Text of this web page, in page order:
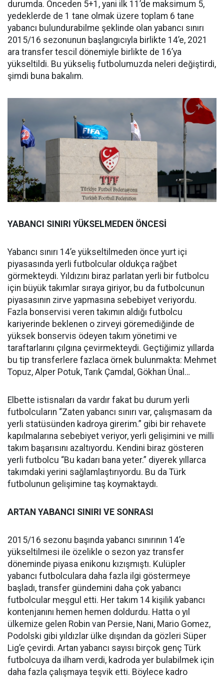
durumda. Önceden 5+1, yani ilk 11’de maksimum 5,
yedeklerde de 1 tane olmak üzere toplam 6 tane
yabancı bulundurabilme şeklinde olan yabancı sınırı
2015/16 sezonunun başlangıcıyla birlikte 14’e, 2021
ara transfer tescil dönemiyle birlikte de 16’ya
yükseltildi. Bu yükseliş futbolumuzda neleri değiştirdi,
şimdi buna bakalım.
YABANCI SINIRI YÜKSELMEDEN ÖNCESİ
Yabancı sınırı 14’e yükseltilmeden önce yurt içi
piyasasında yerli futbolcular oldukça rağbet
görmekteydi. Yıldızını biraz parlatan yerli bir futbolcu
için büyük takımlar sıraya giriyor, bu da futbolcunun
piyasasının zirve yapmasına sebebiyet veriyordu.
Fazla bonservisi veren takımın aldığı futbolcu
kariyerinde beklenen o zirveyi göremediğinde de
yüksek bonservis ödeyen takım yönetimi ve
taraftarlarını çılgına çevirmekteydi. Geçtiğimiz yıllarda
bu tip transferlere fazlaca örnek bulunmakta: Mehmet
Topuz, Alper Potuk, Tarık Çamdal, Gökhan Ünal…
Elbette istisnaları da vardır fakat bu durum yerli
futbolcuların “Zaten yabancı sınırı var, çalışmasam da
yerli statüsünden kadroya girerim.” gibi bir rehavete
kapılmalarına sebebiyet veriyor, yerli gelişimini ve milli
takım başarısını azaltıyordu. Kendini biraz gösteren
yerli futbolcu “Bu kadarı bana yeter.” diyerek yıllarca
takımdaki yerini sağlamlaştırıyordu. Bu da Türk
futbolunun gelişimine taş koymaktaydı.
ARTAN YABANCI SINIRI VE SONRASI
2015/16 sezonu başında yabancı sınırının 14’e
yükseltilmesi ile özelikle o sezon yaz transfer
döneminde piyasa enikonu kızışmıştı. Kulüpler
yabancı futbolculara daha fazla ilgi göstermeye
başladı, transfer gündemini daha çok yabancı
futbolcular meşgul etti. Her takım 14 kişilik yabancı
kontenjanını hemen hemen doldurdu. Hatta o yıl
ülkemize gelen Robin van Persie, Nani, Mario Gomez,
Podolski gibi yıldızlar ülke dışından da gözleri Süper
Lig’e çevirdi. Artan yabancı sayısı birçok genç Türk
futbolcuya da ilham verdi, kadroda yer bulabilmek için
daha fazla çalışmaya teşvik etti. Böylece kadro